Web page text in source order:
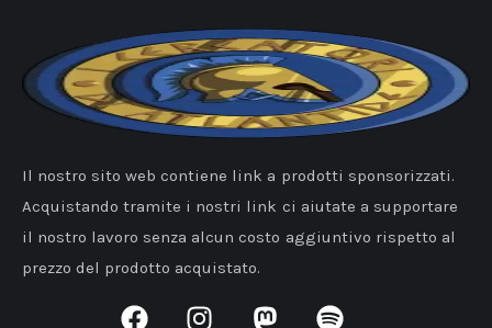
Il nostro sito web contiene link a prodotti sponsorizzati.
Acquistando tramite i nostri link ci aiutate a supportare
il nostro lavoro senza alcun costo aggiuntivo rispetto al
prezzo del prodotto acquistato.